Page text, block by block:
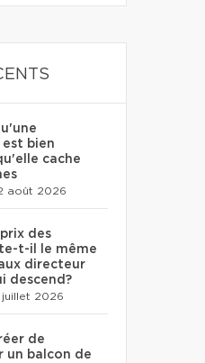
bien
cache
août 2026
des
t-il le même
directeur
descend?
juillet 2026
de
un balcon de